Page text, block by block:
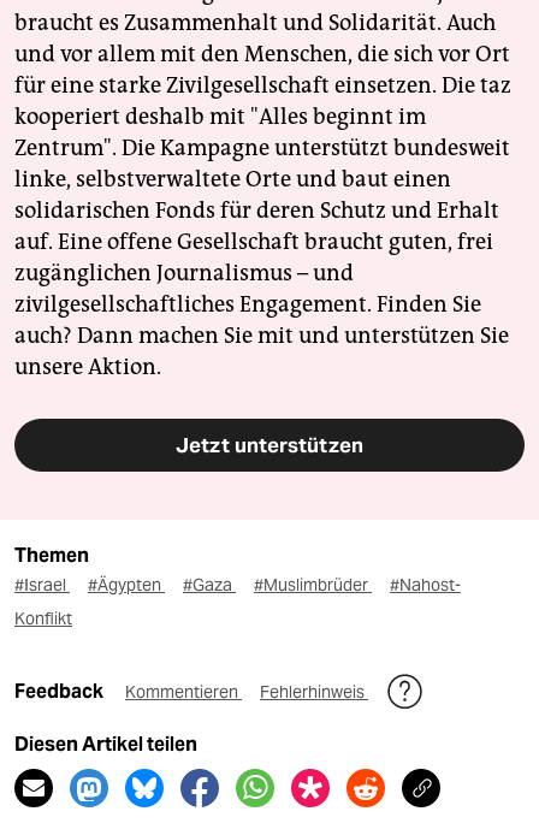
braucht es Zusammenhalt und Solidarität. Auch
und vor allem mit den Menschen, die sich vor Ort
für eine starke Zivilgesellschaft einsetzen. Die taz
kooperiert deshalb mit "Alles beginnt im
Zentrum". Die Kampagne unterstützt bundesweit
linke, selbstverwaltete Orte und baut einen
solidarischen Fonds für deren Schutz und Erhalt
auf. Eine offene Gesellschaft braucht guten, frei
zugänglichen Journalismus – und
zivilgesellschaftliches Engagement. Finden Sie
auch? Dann machen Sie mit und unterstützen Sie
unsere Aktion.
Jetzt unterstützen
Themen
#Israel #Ägypten #Gaza #Muslimbrüder
#Nahost-
Konflikt
Feedback Kommentieren Fehlerhinweis
Diesen Artikel teilen